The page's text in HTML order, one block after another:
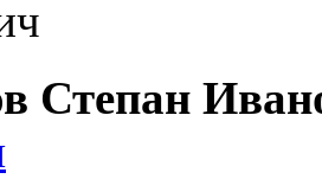
Степан